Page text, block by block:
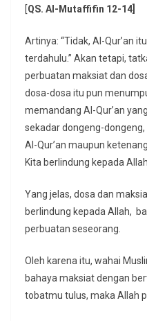
[QS. Al-Mutaffifin 12-14]
Artinya: “Tidak, Al-Qur’an
terdahulu.” Akan tetapi,
perbuatan maksiat dan
dosa-dosa itu pun
memandang Al-Qur’an
sekadar dongeng-
Al-Qur’an maupun
Kita berlindung kepada
Yang jelas, dosa dan
berlindung kepada Allah,
perbuatan seseorang.
Oleh karena itu, wahai
bahaya maksiat dengan
tobatmu tulus, maka Allah